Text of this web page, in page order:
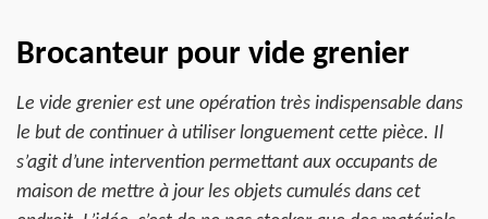
Brocanteur pour vide grenier
Le vide grenier est une opération très indispensable dans
le but de continuer à utiliser longuement cette pièce. Il
s’agit d’une intervention permettant aux occupants de
maison de mettre à jour les objets cumulés dans cet